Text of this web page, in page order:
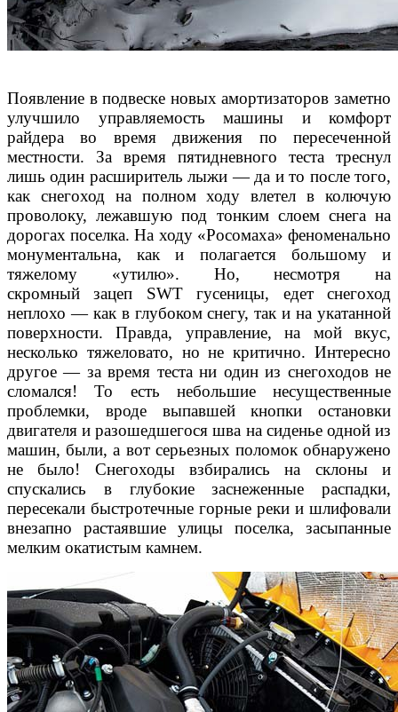
Появление в подвеске новых амортизаторов заметно
улучшило управляемость машины и комфорт
райдера во время движения по пересеченной
местности. За время пятидневного теста треснул
лишь один расширитель лыжи — да и то после того,
как снегоход на полном ходу влетел в колючую
проволоку, лежавшую под тонким слоем снега на
дорогах поселка. На ходу «Росомаха» феноменально
монументальна, как и полагается большому и
тяжелому «утилю». Но, несмотря на
скромный зацеп SWT гусеницы, едет снегоход
неплохо — как в глубоком снегу, так и на укатанной
поверхности. Правда, управление, на мой вкус,
несколько тяжеловато, но не критично. Интересно
другое — за время теста ни один из снегоходов не
сломался! То есть небольшие несущественные
проблемки, вроде выпавшей кнопки остановки
двигателя и разошедшегося шва на сиденье одной из
машин, были, а вот серьезных поломок обнаружено
не было! Снегоходы взбирались на склоны и
спускались в глубокие заснеженные распадки,
пересекали быстротечные горные реки и шлифовали
внезапно растаявшие улицы поселка, засыпанные
мелким окатистым камнем.